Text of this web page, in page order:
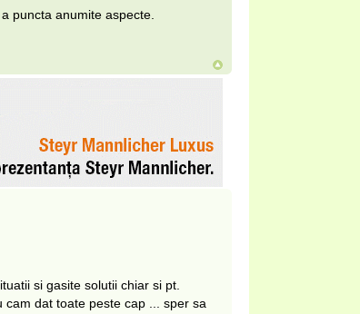
puncta anumite aspecte.
si gasite solutii chiar si pt.
dat toate peste cap ... sper sa